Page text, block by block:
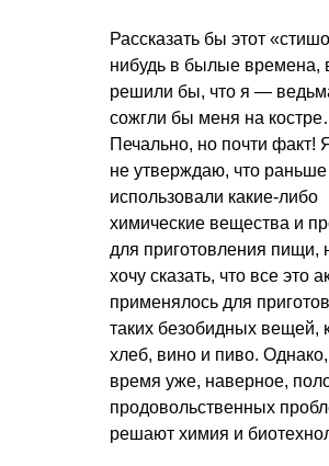
Рассказать бы этот
нибудь в былые времена,
решили бы, что я —
сожгли бы меня на
Печально, но почти факт!
не утверждаю, что
использовали какие-либо
химические вещества и
для приготовления пищи,
хочу сказать, что все это
применялось для
таких безобидных вещей,
хлеб, вино и пиво.
время уже, наверное,
продовольственных
решают химия и